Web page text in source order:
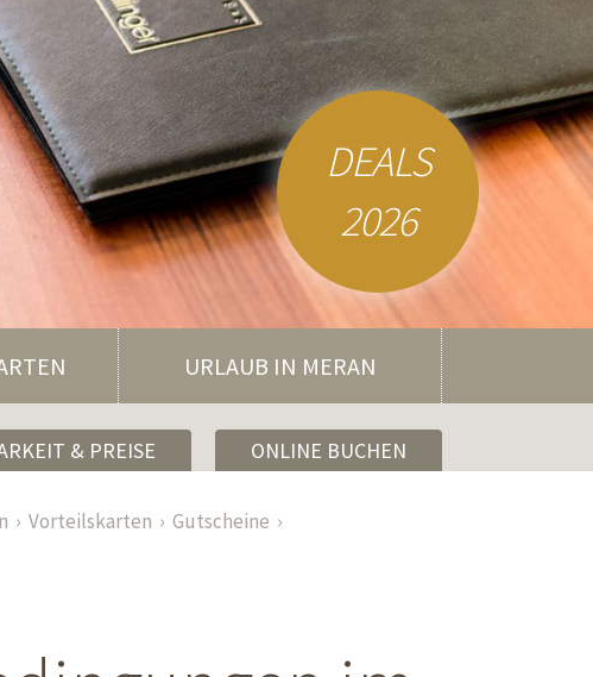
DEALS
2026
URLAUB IN MERAN
ONLINE BUCHEN
& PREISE
Vorteilskarten
Gutscheine